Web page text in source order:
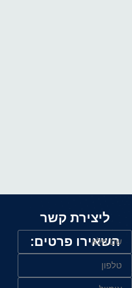
ליצירת קשר
השאירו פרטים: